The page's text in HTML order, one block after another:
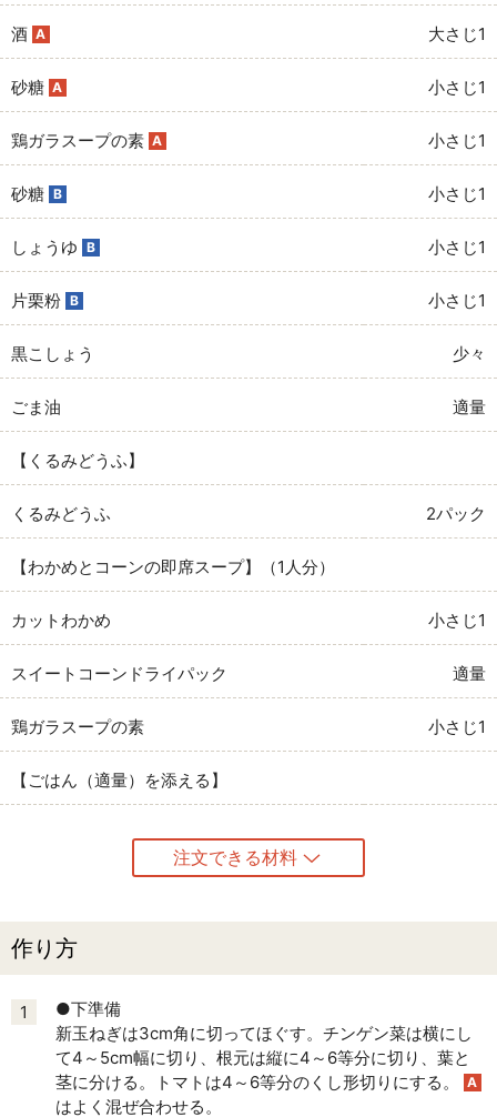
酒 A 大さじ1
砂糖 A 小さじ1
鶏ガラスープの素 A 小さじ1
砂糖 B 小さじ1
しょうゆ B 小さじ1
片栗粉 B 小さじ1
黒こしょう 少々
ごま油 適量
【くるみどうふ】
くるみどうふ 2パック
【わかめとコーンの即席スープ】（1人分）
カットわかめ 小さじ1
スイートコーンドライパック 適量
鶏ガラスープの素 小さじ1
【ごはん（適量）を添える】
注文できる材料
作り方
1
●下準備
新玉ねぎは3cm角に切ってほぐす。チンゲン菜は横にし
て4～5cm幅に切り、根元は縦に4～6等分に切り、葉と
茎に分ける。トマトは4～6等分のくし形切りにする。
A
はよく混ぜ合わせる。